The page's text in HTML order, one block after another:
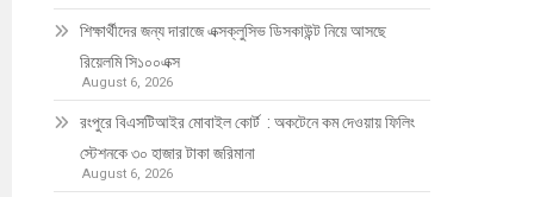
শিক্ষার্থীদের জন্য দারাজে এক্সক্লুসিভ ডিসকাউন্ট নিয়ে আসছে
রিয়েলমি সি১০০এক্স
August 6, 2026
রংপুরে বিএসটিআইর মোবাইল কোর্ট : অকটেনে কম দেওয়ায় ফিলিং
স্টেশনকে ৩০ হাজার টাকা জরিমানা
August 6, 2026